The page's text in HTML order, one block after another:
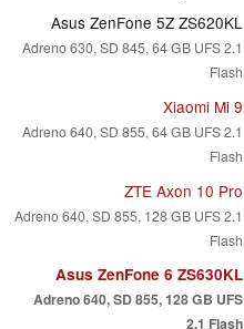
Asus ZenFone 5Z ZS620KL
Adreno 630, SD 845, 64 GB UFS 2.1
Flash
Xiaomi Mi 9
Adreno 640, SD 855, 64 GB UFS 2.1
Flash
ZTE Axon 10 Pro
Adreno 640, SD 855, 128 GB UFS 2.1
Flash
Asus ZenFone 6 ZS630KL
Adreno 640, SD 855, 128 GB UFS
2.1 Flash